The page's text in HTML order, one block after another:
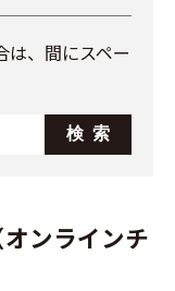
、間にスペー
ンラインチ